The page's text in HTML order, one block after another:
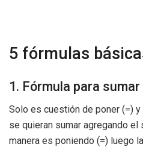
5 fórmulas
1. Fórmula para sumar
Solo es cuestión de poner (=)
se quieran sumar agregando el
manera es poniendo (=) luego